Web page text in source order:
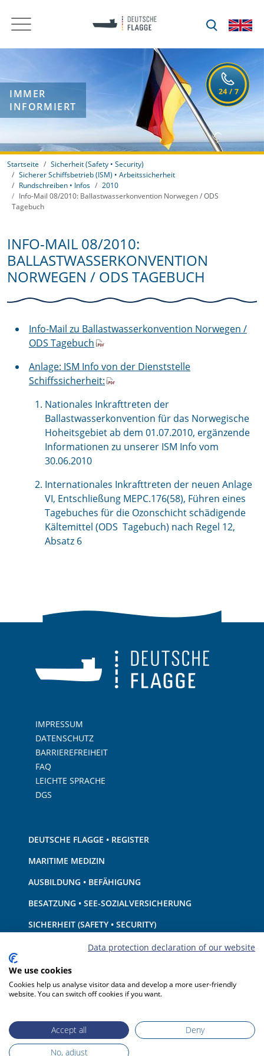
IMMER
INFORMIERT
Startseite
Sicherheit (Safety • Security)
Sicherer Schiffsbetrieb (ISM) • Arbeitssicherheit
Rundschreiben • Infos
2010
Info-Mail 08/2010: Ballastwasserkonvention Norwegen / ODS
Tagebuch
INFO-MAIL 08/2010:
BALLASTWASSERKONVENTION
NORWEGEN / ODS TAGEBUCH
Info-Mail zu Ballastwasserkonvention Norwegen /
ODS Tagebuch
Anlage: ISM Info von der Dienststelle
Schiffssicherheit:
Nationales Inkrafttreten der
Ballastwasserkonvention für das Norwegische
Hoheitsgebiet ab dem 01.07.2010, ergänzende
Informationen zu unserer ISM Info vom
30.06.2010
Internationales Inkrafttreten der neuen Anlage
VI, Entschließung MEPC.176(58), Führen eines
Tagebuches für die Ozonschicht schädigende
Kältemittel (ODS Tagebuch) nach Regel 12,
Absatz 6
IMPRESSUM
DATENSCHUTZ
BARRIEREFREIHEIT
FAQ
LEICHTE SPRACHE
DGS
DEUTSCHE FLAGGE • REGISTER
MARITIME MEDIZIN
AUSBILDUNG • BEFÄHIGUNG
BESATZUNG • SEE-SOZIALVERSICHERUNG
SICHERHEIT (SAFETY • SECURITY)
SCHIFF • AUSRÜSTUNG
UMWELTSCHUTZ • KLIMA
HAFTUNG • FINANZEN
Data protection declaration of our website
We use cookies
Cookies help us analyse visitor data and develop a more user-friendly
website. You can switch off cookies if you want.
Accept all
Deny
No, adjust